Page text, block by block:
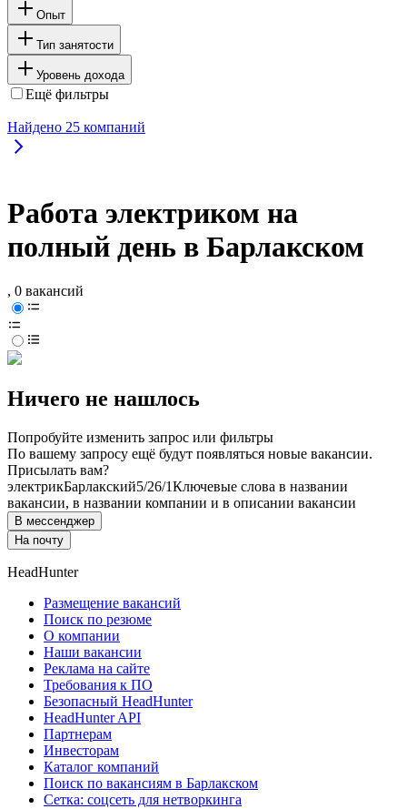
Опыт
Тип занятости
Уровень дохода
Ещё фильтры
Найдено 25 компаний
Работа электриком на
полный день в Барлакском
, 0 вакансий
Ничего не нашлось
Попробуйте изменить запрос или фильтры
По вашему запросу ещё будут появляться новые вакансии.
Присылать вам?
электрикБарлакский5/26/1Ключевые слова в названии
вакансии, в названии компании и в описании вакансии
В мессенджер
На почту
HeadHunter
Размещение вакансий
Поиск по резюме
О компании
Наши вакансии
Реклама на сайте
Требования к ПО
Безопасный HeadHunter
HeadHunter API
Партнерам
Инвесторам
Каталог компаний
Поиск по вакансиям в Барлакском
Сетка: соцсеть для нетворкинга